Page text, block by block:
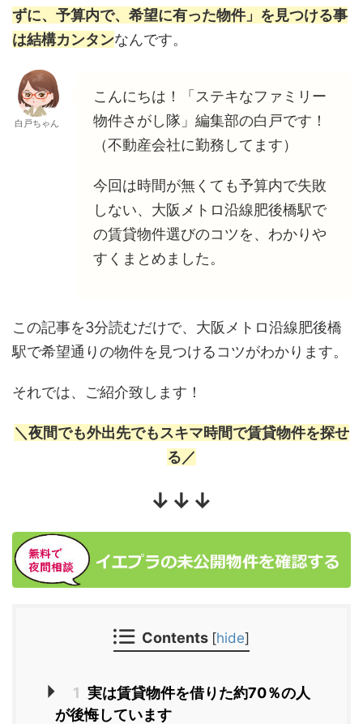
ずに、予算内で、希望に有った物件」を見つける事
は結構カンタンなんです。
白戸ちゃん
こんにちは！「ステキなファミリー
物件さがし隊」編集部の白戸です！
（不動産会社に勤務してます）
今回は時間が無くても予算内で失敗
しない、大阪メトロ沿線肥後橋駅で
の賃貸物件選びのコツを、わかりや
すくまとめました。
この記事を3分読むだけで、大阪メトロ沿線肥後橋
駅で希望通りの物件を見つけるコツがわかります。
それでは、ご紹介致します！
＼夜間でも外出先でもスキマ時間で賃貸物件を探せ
る／
↓↓↓
Contents [hide]
1 実は賃貸物件を借りた約70％の人
が後悔しています